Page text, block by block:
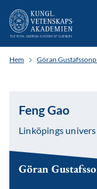
Hem Göran
Feng Gao
Linköpings
Göran